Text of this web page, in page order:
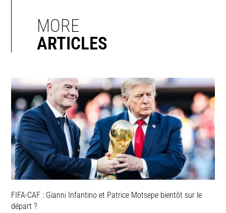
MORE
ARTICLES
FIFA-CAF : Gianni Infantino et Patrice Motsepe bientôt sur le
départ ?